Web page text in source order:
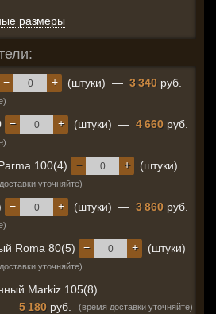
размеры
+
− (штуки) — 3 340 руб.
+
− (штуки) — 4 660 руб.
100(4) +
−
(штуки)
уточняйте)
+
− (штуки) — 3 860 руб.
Roma 80(5) +
−
(штуки)
уточняйте)
Markiz 105(8)
— 5 180 руб. (время доставки уточняйте)